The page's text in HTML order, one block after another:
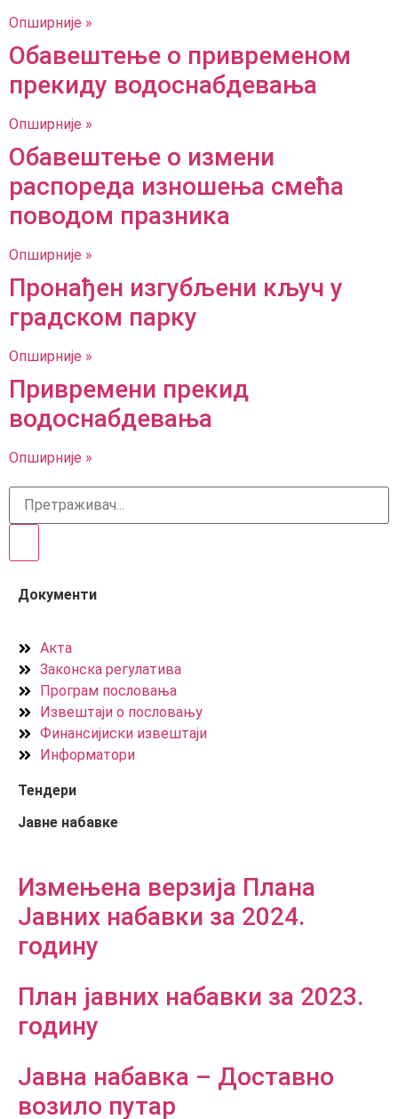
Опширније »
Обавештење о привременом
прекиду водоснабдевања
Опширније »
Обавештење о измени
распореда изношења смећа
поводом празника
Опширније »
Пронађен изгубљени кључ у
градском парку
Опширније »
Привремени прекид
водоснабдевања
Опширније »
Документи
Акта
Законска регулатива
Програм пословања
Извештаји о пословању
Финансијиски извештаји
Информатори
Тендери
Јавне набавке
Измењенa верзијa Плана
Јавних набавки за 2024.
годину
План јавних набавки за 2023.
годину
Јавна набавка – Доставно
возило путар